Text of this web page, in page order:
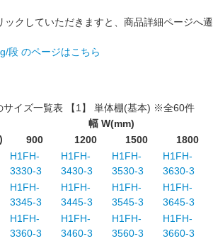
ックしていただきますと、商品詳細ページへ遷
段 のページはこちら
サイズ一覧表 【1】 単体棚(基本) ※全60件
幅 W(mm)
900
1200 1500 1800
H1FH-
3330-3
H1FH-
3430-3
H1FH-
3530-3
H1FH-
3630-3
H1FH-
3345-3
H1FH-
3445-3
H1FH-
3545-3
H1FH-
3645-3
H1FH-
3360-3
H1FH-
3460-3
H1FH-
3560-3
H1FH-
3660-3